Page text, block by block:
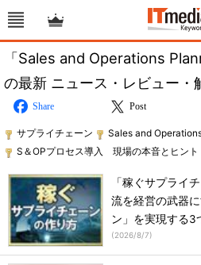
「Sales and Operations
の最新 ニュース・レビュー・
Share Post
サプライチェーン Sales and
S＆OPプロセス導入 現場の本音とヒント
「稼ぐサプライ
流を経営の武器
ン」を実現する3
(2026/8/7)